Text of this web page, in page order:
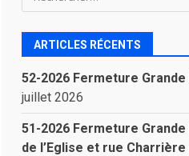
ARTICLES RÉCENTS
52-2026 Fermeture Grande
juillet 2026
51-2026 Fermeture
de l’Eglise et rue